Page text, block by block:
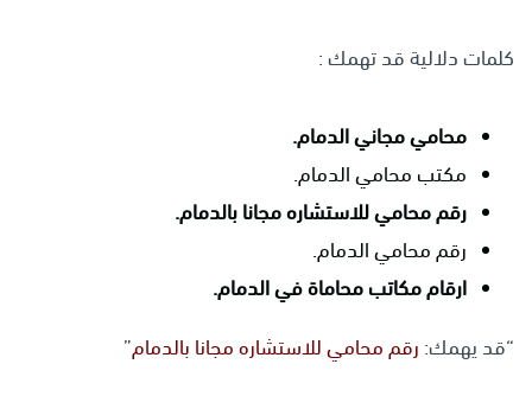
كلمات دلالية قد تهمك :
محامي مجاني الدمام.
مكتب محامي الدمام.
رقم محامي للاستشاره مجانا بالدمام.
رقم محامي الدمام.
ارقام مكاتب محاماة في الدمام.
“قد يهمك: رقم محامي للاستشاره مجانا بالدمام”